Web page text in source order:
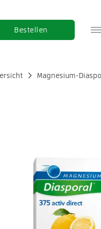
EN
Bestellen
Magnesium-